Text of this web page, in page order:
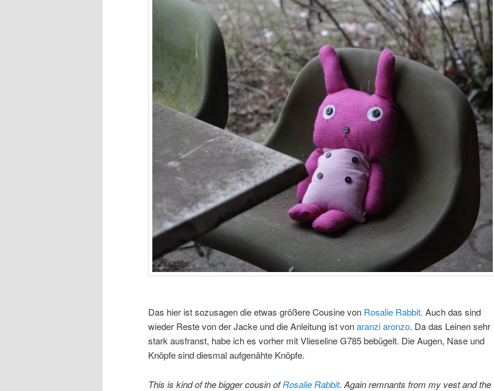
Das hier ist sozusagen die etwas größere Cousine von Rosalie Rabbit. Auch das sind
wieder Reste von der Jacke und die Anleitung ist vonaranzi aronzo. Da das Leinen sehr
stark ausfranst, habe ich es vorher mit Vlieseline G785 bebügelt. Die Augen, Nase und
Knöpfe sind diesmal aufgenähte Knöpfe.
This is kind of the bigger cousin ofRosalie Rabbit. Again remnants from my vest and the